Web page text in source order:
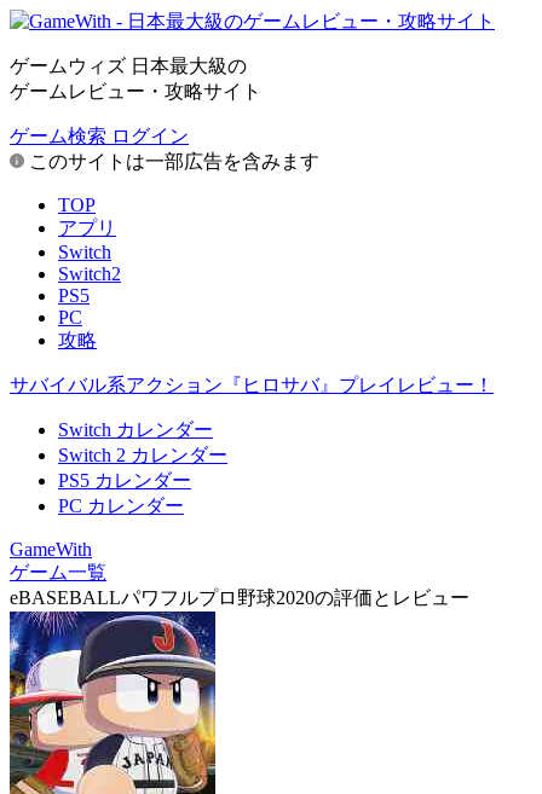
ゲームウィズ 日本最大級の
ゲームレビュー・攻略サイト
ゲーム検索 ログイン
このサイトは一部広告を含みます
TOP
アプリ
Switch
Switch2
PS5
PC
攻略
サバイバル系アクション『ヒロサバ』プレイレビュー！
Switch カレンダー
Switch 2 カレンダー
PS5 カレンダー
PC カレンダー
GameWith
ゲーム一覧
eBASEBALLパワフルプロ野球2020の評価とレビュー